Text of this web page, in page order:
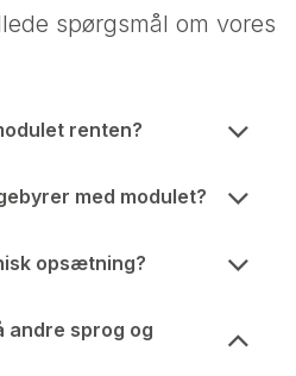
spørgsmål om vores
renten?
med modulet?
opsætning?
andre sprog og